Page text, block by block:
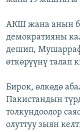
АКШ жана анын
демократияны
дешип,
өткөрүүнү талап
Бирок, өлкөдө
Пакистандын
толкундоолор
олуттуу зыян